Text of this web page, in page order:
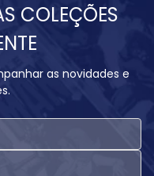
COLEÇÕES
as novidades e